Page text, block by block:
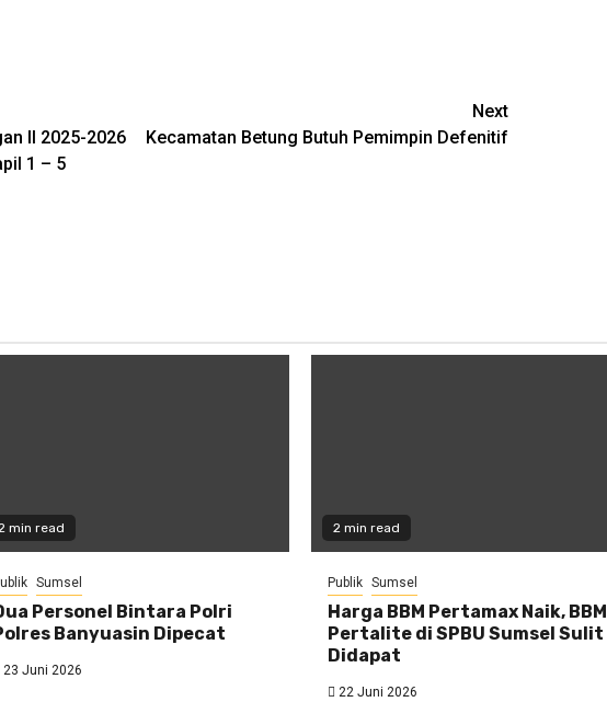
II 2025-2026
1 – 5
Next
Kecamatan Betung Butuh Pemimpin Defenitif
min read
Sumsel
Personel Bintara Polri
Banyuasin Dipecat
23 Juni 2026
2 min read
Publik Sumsel
Harga BBM Pertamax Naik, BBM
Pertalite di SPBU Sumsel Sulit
Didapat
22 Juni 2026